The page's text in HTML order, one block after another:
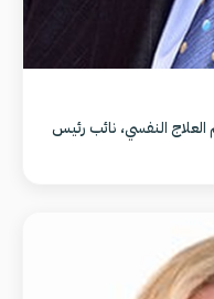
النفسي، نائب رئيس